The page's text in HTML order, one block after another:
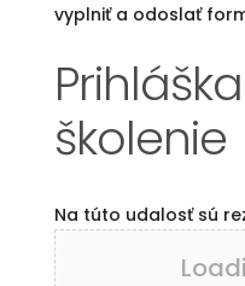
vyplniť a odoslať
školenie
Na túto udalosť sú